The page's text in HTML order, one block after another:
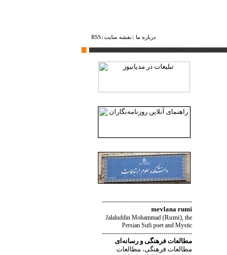
درباره ما نقشه ‌سایت RSS
--------------------------------------------
mevlana rumi
Jalaluddin Mohammad(Rumi), the
Persian Sufi poet and Mystic
--------------------------------------------
مطالعات فرهنگیورسانه‌ای
مطالعات فرهنگی، مطالعات